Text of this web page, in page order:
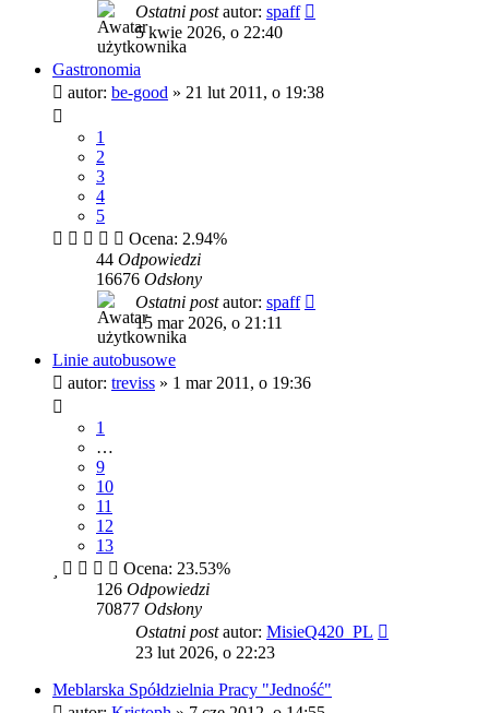
Ostatni postautor: spaff
5 kwie 2026, o 22:40
Gastronomia
autor: be-good » 21 lut 2011, o 19:38
1
2
3
4
5
Ocena: 2.94%
44 Odpowiedzi
16676 Odsłony
Ostatni postautor: spaff
15 mar 2026, o 21:11
Linie autobusowe
autor: treviss » 1 mar 2011, o 19:36
1
…
9
10
11
12
13
Ocena: 23.53%
126 Odpowiedzi
70877 Odsłony
Ostatni postautor: MisieQ420_PL
23 lut 2026, o 22:23
Meblarska Spółdzielnia Pracy "Jedność"